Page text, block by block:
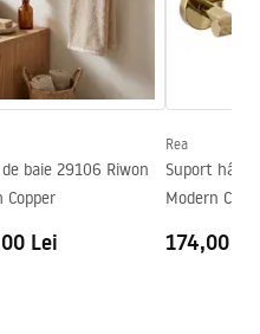
50mm
Modern
24 luni
_24.pdf
de baie 29106 Riwon
Copper
Lei
Rea
Suport
Modern
174,00